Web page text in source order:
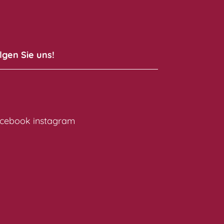
Sie uns!
instagram